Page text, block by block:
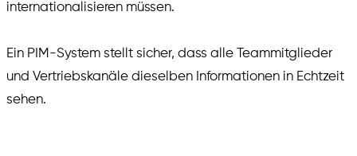
internationalisieren müssen.
Ein PIM-System stellt sicher, dass alle Teammitglieder
und Vertriebskanäle dieselben Informationen in Echtzeit
sehen.